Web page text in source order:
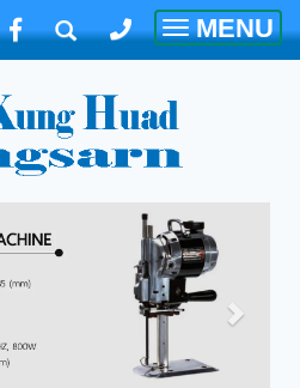
Toggle
MENU